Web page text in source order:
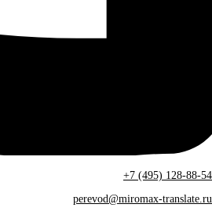
+7 (495) 128-88-54
perevod@miromax-translate.ru